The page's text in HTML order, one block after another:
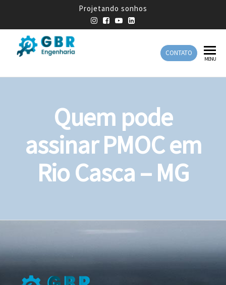
Projetando sonhos
Engenharia
Engenharia
CONTATO
MENU
Quem pode
assinar PMOC em
Rio Casca – MG